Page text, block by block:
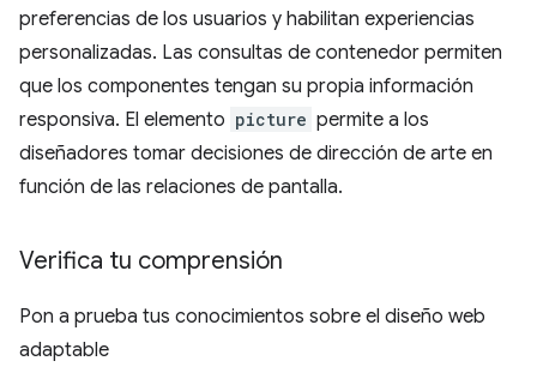
preferencias de los usuarios y habilitan experiencias
personalizadas. Las consultas de contenedor permiten
que los componentes tengan su propia información
responsiva. El elemento picture permite a los
diseñadores tomar decisiones de dirección de arte en
función de las relaciones de pantalla.
Verifica tu comprensión
Pon a prueba tus conocimientos sobre el diseño web
adaptable